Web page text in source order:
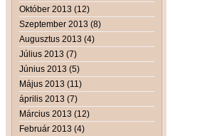
Október 2013 (12)
Szeptember 2013 (8)
Augusztus 2013 (4)
Július 2013 (7)
Június 2013 (5)
Május 2013 (11)
április 2013 (7)
Március 2013 (12)
Február 2013 (4)